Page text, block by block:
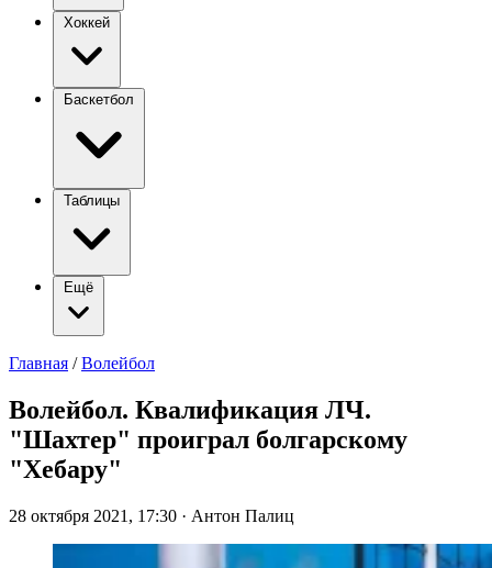
Хоккей
Баскетбол
Таблицы
Ещё
Главная / Волейбол
Волейбол. Квалификация ЛЧ.
"Шахтер" проиграл болгарскому
"Хебару"
28 октября 2021, 17:30 · Антон Палиц